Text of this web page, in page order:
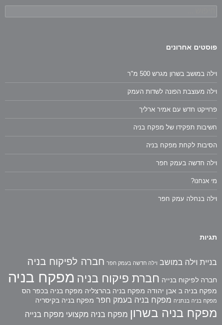
פוסטים אחרונים
וילה במושב בשרון מגרש 500 מ"ר
וילה מעוצבת הפונה לשדות העמק
פרוייקט חדש עם אמיר ארליך
חשיבות תפקידו של מפקח בניה
הסיבות לקחת מפקח בניה
וילה חדשה בעמק חפר
מי אנחנו?
וילה בנחלה עמק חפר
תגיות
בניית וילה במושב וילה חדשה בעמק חפר חברה לפיקוח בניה
חברה לפיקוח בנייה חברת פיקוח בניה מפקח בניה
מפקח בניה ב אבן יהודה מפקח בניה בהרצליה מפקח בניה בכפר הס
מפקח בניה בנתניה מפקח בניה בעמק חפר מפקח בניה בקיסריה
מפקח בניה בשרון מפקח בניה מקצועי מפקח בנייה